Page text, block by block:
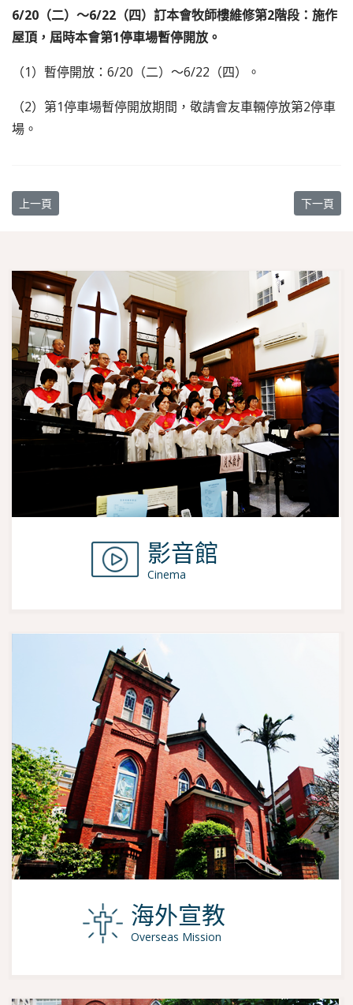
6/20（二）〜6/22（四）訂本會牧師樓維修第2階段：施作
屋頂，屆時本會第1停車場暫停開放。
（1）暫停開放：6/20（二）〜6/22（四）。
（2）第1停車場暫停開放期間，敬請會友車輛停放第2停車
場。
上一篇文章: 【教會消息】7/30 淡江中學奉獻主日
上一頁 下一篇文
下一頁
影音館
Cinema
海外宣教
Overseas Mission